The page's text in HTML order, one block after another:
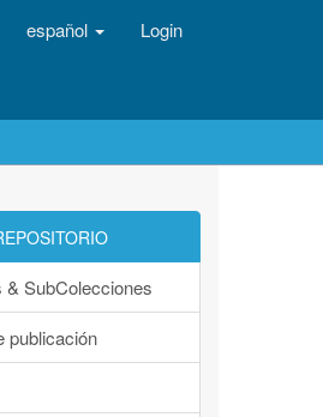
español Login
& SubColecciones
publicación